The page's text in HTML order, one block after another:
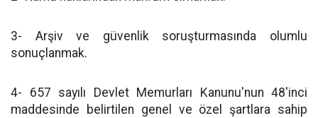
3- Arşiv ve güvenlik soruşturmasında olumlu
sonuçlanmak.
4- 657 sayılı Devlet Memurları Kanunu'nun 48'inci
maddesinde belirtilen genel ve özel şartlara sahip